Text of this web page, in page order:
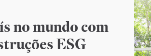
no mundo com
ESG